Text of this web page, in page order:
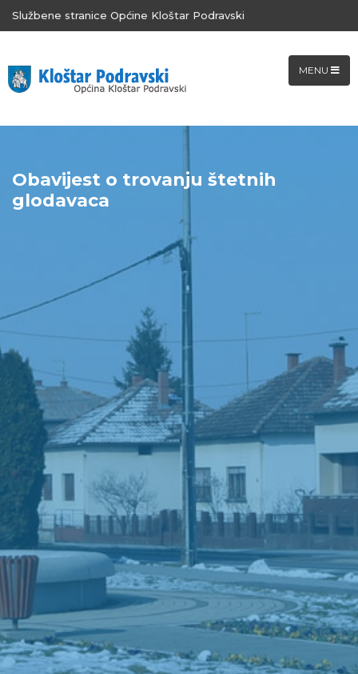
Službene stranice Općine Kloštar Podravski
MENU
Obavijest o trovanju štetnih
glodavaca